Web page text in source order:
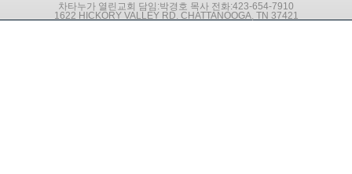
차타누가 열린교회 담임:박경호 목사 전화:423-654-7910
1622 HICKORY VALLEY RD. CHATTANOOGA, TN 37421